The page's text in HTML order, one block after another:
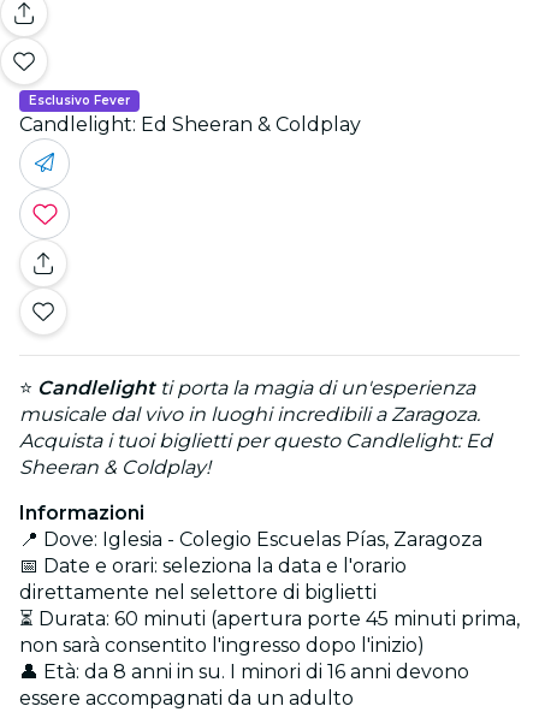
Esclusivo Fever
Candlelight: Ed Sheeran & Coldplay
⭐ Candlelightti porta la magia di un'esperienza
musicale dal vivo in luoghi incredibili a Zaragoza.
Acquista i tuoi biglietti per questo Candlelight: Ed
Sheeran & Coldplay!
Informazioni
📍 Dove: Iglesia - Colegio Escuelas Pías, Zaragoza
📅 Date e orari: seleziona la data e l'orario
direttamente nel selettore di biglietti
⏳ Durata: 60 minuti (apertura porte 45 minuti prima,
non sarà consentito l'ingresso dopo l'inizio)
👤 Età: da 8 anni in su. I minori di 16 anni devono
essere accompagnati da un adulto